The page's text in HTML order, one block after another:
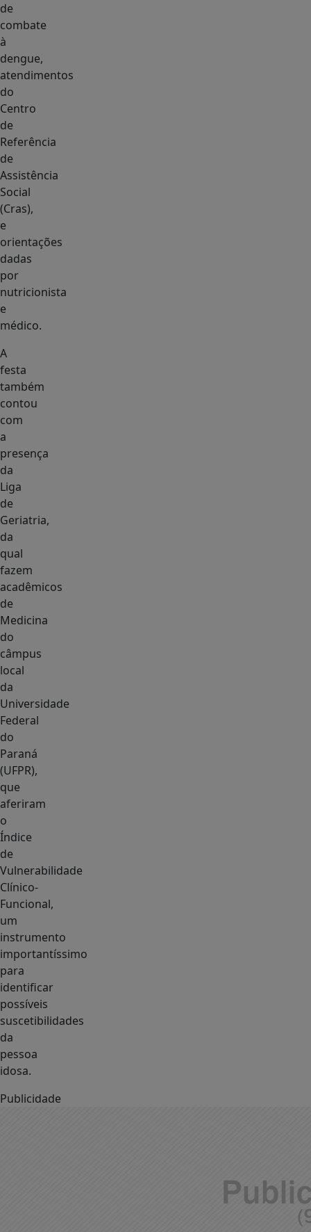
de
combate
à
dengue,
atendimentos
do
Centro
de
Referência
de
Assistência
Social
(Cras),
e
orientações
dadas
por
nutricionista
e
médico.
A
festa
também
contou
com
a
presença
da
Liga
de
Geriatria,
da
qual
fazem
acadêmicos
de
Medicina
do
câmpus
local
da
Universidade
Federal
do
Paraná
(UFPR),
que
aferiram
o
Índice
de
Vulnerabilidade
Clínico-
Funcional,
um
instrumento
importantíssimo
para
identificar
possíveis
suscetibilidades
da
pessoa
idosa.
Publicidade